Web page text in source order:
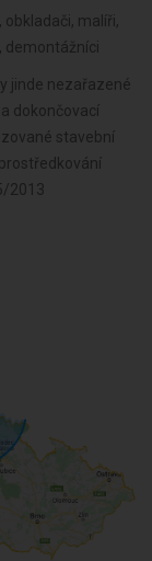
malíři,
demontážníci
jinde nezařazené
dokončovací
stavební
2013